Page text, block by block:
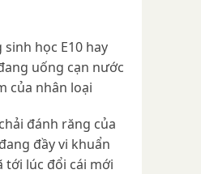
sinh học E10 hay
uống cạn nước
của nhân loại
đánh răng của
đầy vi khuẩn
lúc đổi cái mới